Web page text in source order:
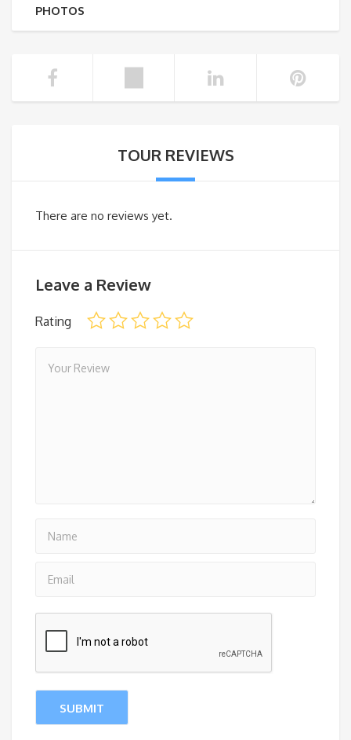
PHOTOS
TOUR REVIEWS
There are no reviews yet.
Leave a Review
Rating